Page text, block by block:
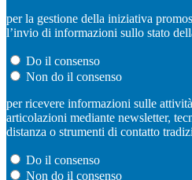
per la gestione della iniziativa
l’invio di informazioni sullo stato
Do il consenso
Non do il consenso
per ricevere informazioni sulle
articolazioni mediante newsletter,
distanza o strumenti di contatto
Do il consenso
Non do il consenso